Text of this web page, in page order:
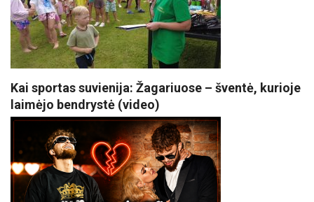
Kai sportas suvienija: Žagariuose – šventė, kurioje
laimėjo bendrystė (video)